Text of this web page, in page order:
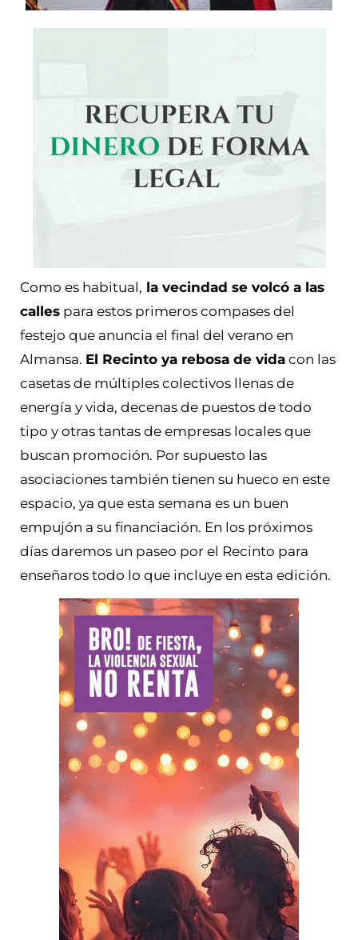
Como es habitual, la vecindad se volcó a las
calles para estos primeros compases del
festejo que anuncia el final del verano en
Almansa. El Recinto ya rebosa de vida con las
casetas de múltiples colectivos llenas de
energía y vida, decenas de puestos de todo
tipo y otras tantas de empresas locales que
buscan promoción. Por supuesto las
asociaciones también tienen su hueco en este
espacio, ya que esta semana es un buen
empujón a su financiación. En los próximos
días daremos un paseo por el Recinto para
enseñaros todo lo que incluye en esta edición.